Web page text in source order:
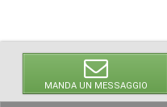
MANDA UN MESSAGGIO